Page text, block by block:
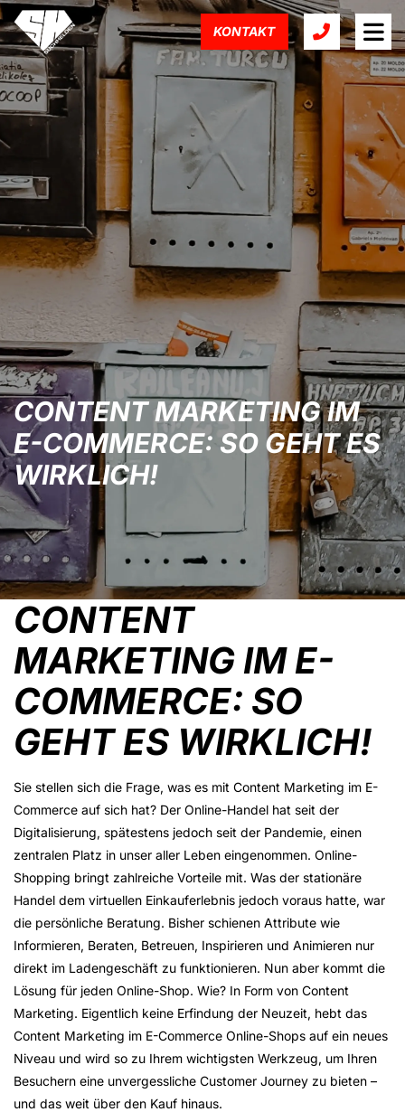
KONTAKT
CONTENT MARKETING IM
E-COMMERCE: SO GEHT ES
WIRKLICH!
CONTENT
MARKETING IM E-
COMMERCE: SO
GEHT ES WIRKLICH!
Sie stellen sich die Frage, was es mit Content Marketing im E-
Commerce auf sich hat? Der Online-Handel hat seit der
Digitalisierung, spätestens jedoch seit der Pandemie, einen
zentralen Platz in unser aller Leben eingenommen. Online-
Shopping bringt zahlreiche Vorteile mit. Was der stationäre
Handel dem virtuellen Einkauferlebnis jedoch voraus hatte, war
die persönliche Beratung. Bisher schienen Attribute wie
Informieren, Beraten, Betreuen, Inspirieren und Animieren nur
direkt im Ladengeschäft zu funktionieren. Nun aber kommt die
Lösung für jeden Online-Shop. Wie? In Form von Content
Marketing. Eigentlich keine Erfindung der Neuzeit, hebt das
Content Marketing im E-Commerce Online-Shops auf ein neues
Niveau und wird so zu Ihrem wichtigsten Werkzeug, um Ihren
Besuchern eine unvergessliche Customer Journey zu bieten –
und das weit über den Kauf hinaus.